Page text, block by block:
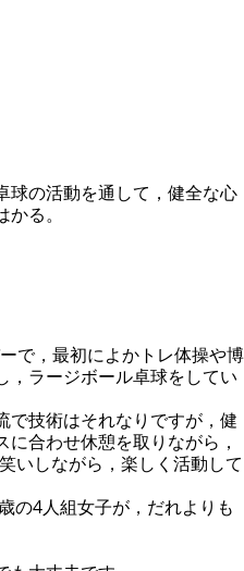
球の活動を通して，健全な心
る。
で，最初によかトレ体操や博
，ラージボール卓球をしてい
で技術はそれなりですが，健
合わせ休憩を取りながら，
いしながら，楽しく活動して
の4人組女子が，だれよりも